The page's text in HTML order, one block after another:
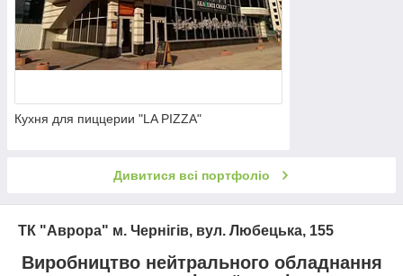
Кухня для пиццерии "LA PIZZA"
Дивитися всі портфоліо
ТК "Аврора" м. Чернігів, вул. Любецька, 155
Виробництво нейтрального обладнання